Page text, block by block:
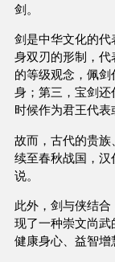
剑。
剑是中华文化的
身双刃的形制，代
的等级观念，佩
身；第三，宝剑
时候作为君王代表
故而，古代的贵
续至春秋战国，汉
说。
此外，剑与侠结
现了一种崇文尚武
健康身心、益智增